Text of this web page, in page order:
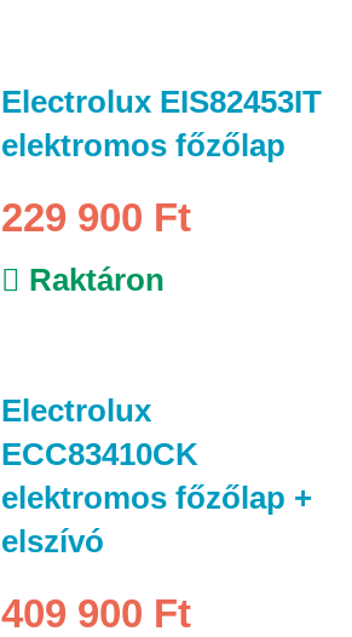
Electrolux EIS82453IT
elektromos főzőlap
229 900 Ft
Raktáron
Electrolux
ECC83410CK
elektromos főzőlap +
elszívó
409 900 Ft